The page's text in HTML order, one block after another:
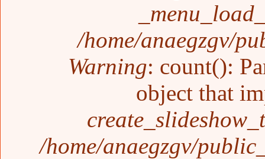
/home/anaegzgv/
Warning: count():
object that
/home/anaegzgv/